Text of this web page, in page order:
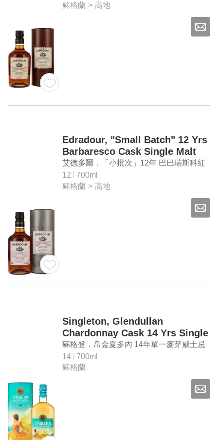
蘇格蘭 > 高地
Edradour, "Small Batch" 12 Yrs
Barbaresco Cask Single Malt
Whisky
艾德多爾．「小批次」12年 巴巴瑞斯科紅
桶 單一麥芽威士忌
12
700ml
蘇格蘭 > 高地
Singleton, Glendullan
Chardonnay Cask 14 Yrs Single
Malt Whisky (2023 Special
Release)
蘇格登．帛金夏多內 14年單一麥芽威士忌
（2023臻選）
14
700ml
蘇格蘭